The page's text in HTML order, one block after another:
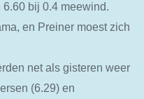
6.60 bij 0.4 meewind.
en Preiner moest zich
net als gisteren weer
(6.29) en